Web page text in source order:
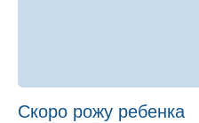
Скоро рожу ребенка